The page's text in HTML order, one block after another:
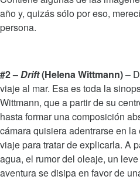
año y, quizás sólo por eso,
persona.
#2 –Drift(Helena Wittmann)–
viaje al mar. Esa es toda la
Wittmann, que a partir de su
hasta formar una composición
cámara quisiera adentrarse en
viaje para tratar de explicarla. A
agua, el rumor del oleaje, un
aventura se disipa en favor de